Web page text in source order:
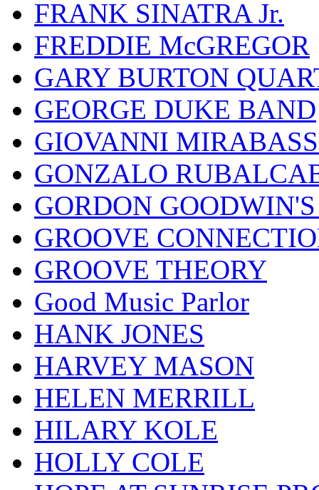
FRANK SINATRA Jr.
FREDDIE McGREGOR
GARY BURTON
GEORGE DUKE BAND
GIOVANNI
GONZALO
GORDON
GROOVE
GROOVE THEORY
Good Music Parlor
HANK JONES
HARVEY MASON
HELEN MERRILL
HILARY KOLE
HOLLY COLE